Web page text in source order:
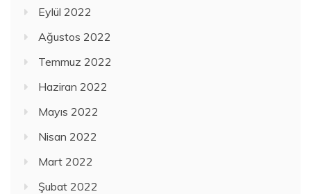
Eylül 2022
Ağustos 2022
Temmuz 2022
Haziran 2022
Mayıs 2022
Nisan 2022
Mart 2022
Şubat 2022